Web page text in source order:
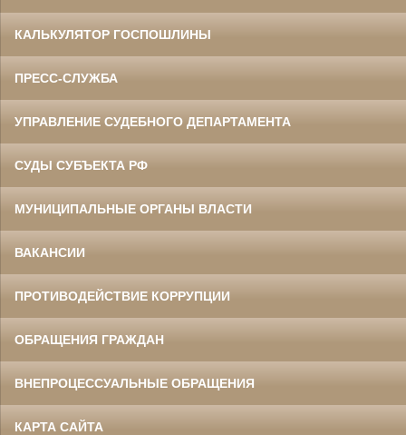
КАЛЬКУЛЯТОР ГОСПОШЛИНЫ
ПРЕСС-СЛУЖБА
УПРАВЛЕНИЕ СУДЕБНОГО ДЕПАРТАМЕНТА
СУДЫ СУБЪЕКТА РФ
МУНИЦИПАЛЬНЫЕ ОРГАНЫ ВЛАСТИ
ВАКАНСИИ
ПРОТИВОДЕЙСТВИЕ КОРРУПЦИИ
ОБРАЩЕНИЯ ГРАЖДАН
ВНЕПРОЦЕССУАЛЬНЫЕ ОБРАЩЕНИЯ
КАРТА САЙТА